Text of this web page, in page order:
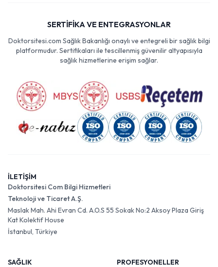
SERTİFİKA VE ENTEGRASYONLAR
Doktorsitesi.com Sağlık Bakanlığı onaylı ve entegreli bir sağlık bilgi
platformudur. Sertifikaları ile tescillenmiş güvenilir altyapısıyla
sağlık hizmetlerine erişim sağlar.
İLETİŞİM
Doktorsitesi Com Bilgi Hizmetleri
Teknoloji ve Ticaret A.Ş.
Maslak Mah. Ahi Evran Cd. A.O.S 55 Sokak No:2 Aksoy Plaza Giriş
Kat Kolektif House
İstanbul, Türkiye
SAĞLIK
PROFESYONELLER